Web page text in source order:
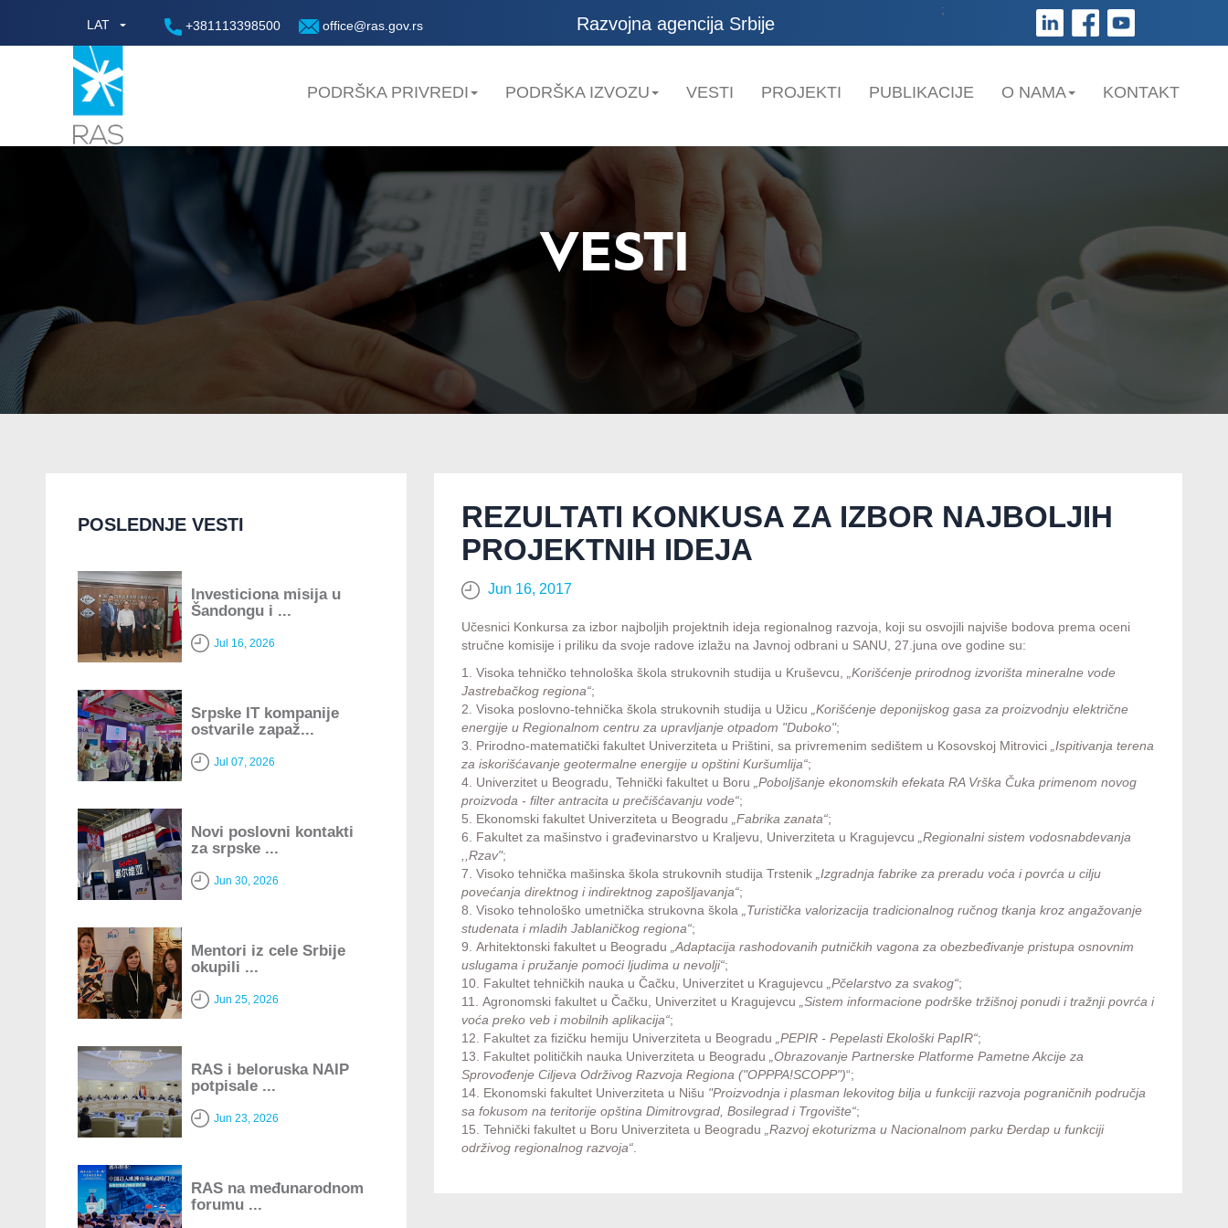
LAT +381113398500 office@ras.gov.rs Razvojna agencija Srbije
;
PODRŠKA PRIVREDI PODRŠKA IZVOZU VESTI PROJEKTI PUBLIKACIJE O NAMA KONTAKT
VESTI
POSLEDNJE VESTI
Investiciona misija u
Šandongu i ...
Jul 16, 2026
Srpske IT kompanije
ostvarile zapaž...
Jul 07, 2026
Novi poslovni kontakti
za srpske ...
Jun 30, 2026
Mentori iz cele Srbije
okupili ...
Jun 25, 2026
RAS i beloruska NAIP
potpisale ...
Jun 23, 2026
RAS na međunarodnom
forumu ...
REZULTATI KONKUSA ZA IZBOR NAJBOLJIH
PROJEKTNIH IDEJA
Jun 16, 2017
Učesnici Konkursa za izbor najboljih projektnih ideja regionalnog razvoja, koji su osvojili najviše bodova prema oceni
stručne komisije i priliku da svoje radove izlažu na Javnoj odbrani u SANU, 27.juna ove godine su:
1. Visoka tehničko tehnološka škola strukovnih studija u Kruševcu,
„Korišćenje prirodnog izvorišta mineralne vode
Jastrebačkog regiona“;
2. Visoka poslovno-tehnička škola strukovnih studija u Užicu
„Korišćenje deponijskog gasa za proizvodnju električne
energije u Regionalnom centru za upravljanje otpadom "Duboko";
3. Prirodno-matematički fakultet Univerziteta u Prištini, sa privremenim sedištem u Kosovskoj Mitrovici„Ispitivanja terena
za iskorišćavanje geotermalne energije u opštini Kuršumlija“;
4. Univerzitet u Beogradu, Tehnički fakultet u Boru
„Poboljšanje ekonomskih efekata RA Vrška Čuka primenom novog
proizvoda - filter antracita u prečišćavanju vode“;
5. Ekonomski fakultet Univerziteta u Beogradu „Fabrika zanata“;
6. Fakultet za mašinstvo i građevinarstvo u Kraljevu, Univerziteta u Kragujevcu
„Regionalni sistem vodosnabdevanja
,,Rzav";
7. Visoko tehnička mašinska škola strukovnih studija Trstenik „Izgradnja fabrike za preradu voća i povrća u cilju
povećanja direktnog i indirektnog zapošljavanja“;
8. Visoko tehnološko umetnička strukovna škola „Turistička valorizacija tradicionalnog ručnog tkanja kroz angažovanje
studenata i mladih Jablaničkog regiona“;
9. Arhitektonski fakultet u Beogradu „Adaptacija rashodovanih putničkih vagona za obezbeđivanje pristupa osnovnim
uslugama i pružanje pomoći ljudima u nevolji“;
10. Fakultet tehničkih nauka u Čačku, Univerzitet u Kragujevcu
„Pčelarstvo za svakog“;
11. Agronomski fakultet u Čačku, Univerzitet u Kragujevcu „Sistem informacione podrške tržišnoj ponudi i tražnji povrća i
voća preko veb i mobilnih aplikacija“;
12. Fakultet za fizičku hemiju Univerziteta u Beogradu „PEPIR - Pepelasti Ekološki PapIR“;
13. Fakultet političkih nauka Univerziteta u Beogradu
„Obrazovanje Partnerske Platforme Pametne Akcije za
Sprovođenje Ciljeva Održivog Razvoja Regiona ("OPPPA!SCOPP")“;
14. Ekonomski fakultet Univerziteta u Nišu "Proizvodnja i plasman lekovitog bilja u funkciji razvoja pograničnih područja
sa fokusom na teritorije opština Dimitrovgrad, Bosilegrad i Trgovište“;
15. Tehnički fakultet u Boru Univerziteta u Beogradu „Razvoj ekoturizma u Nacionalnom parku Đerdap u funkciji
održivog regionalnog razvoja“.